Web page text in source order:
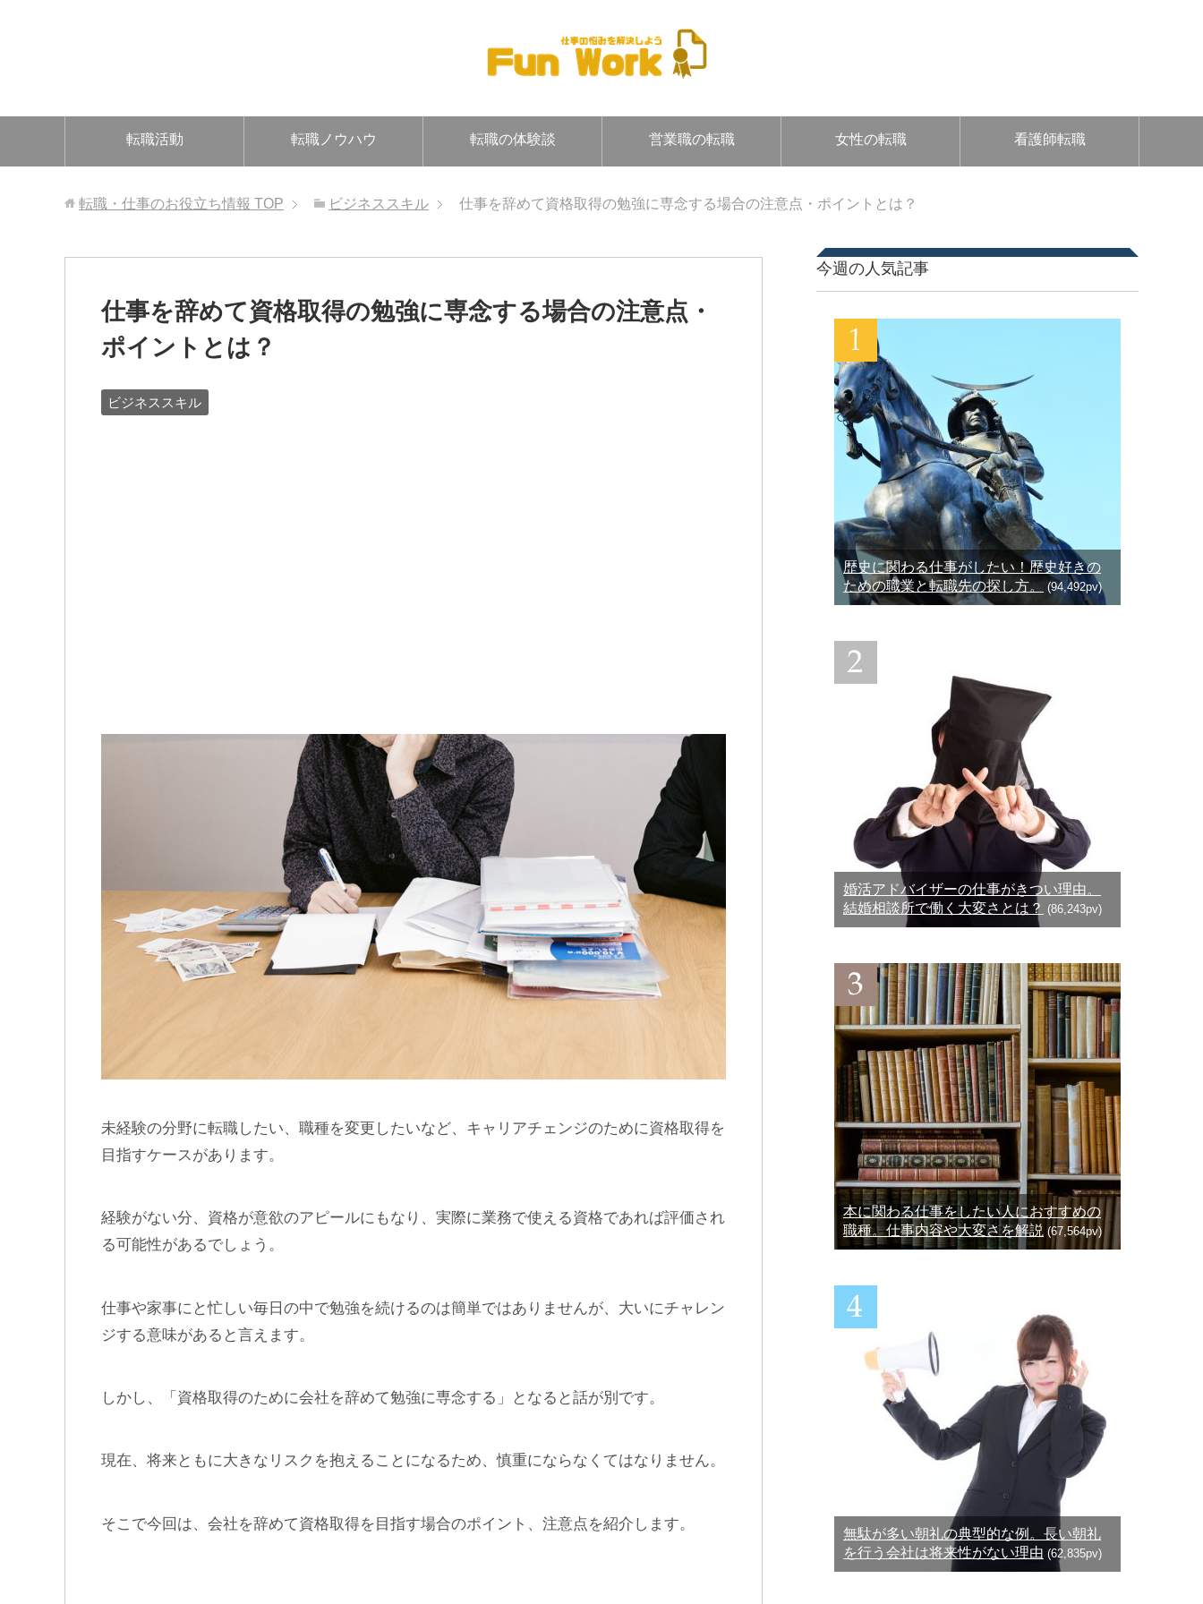
転職活動 転職ノウハウ 転職の体験談 営業職の転職 女性の転職 看護師転職
転職・仕事のお役立ち情報 TOP ビジネススキル 仕事を辞めて資格取得の勉強に専念する場合の注意点・ポイントとは？
仕事を辞めて資格取得の勉強に専念する場合の注意点・
ポイントとは？
ビジネススキル
未経験の分野に転職したい、職種を変更したいなど、キャリアチェンジのために資格取得を
目指すケースがあります。
経験がない分、資格が意欲のアピールにもなり、実際に業務で使える資格であれば評価され
る可能性があるでしょう。
仕事や家事にと忙しい毎日の中で勉強を続けるのは簡単ではありませんが、大いにチャレン
ジする意味があると言えます。
しかし、「資格取得のために会社を辞めて勉強に専念する」となると話が別です。
現在、将来ともに大きなリスクを抱えることになるため、慎重にならなくてはなりません。
そこで今回は、会社を辞めて資格取得を目指す場合のポイント、注意点を紹介します。
今週の人気記事
歴史に関わる仕事がしたい！歴史好きの
ための職業と転職先の探し方。
(94,492pv)
婚活アドバイザーの仕事がきつい理由。
結婚相談所で働く大変さとは？ (86,243pv)
本に関わる仕事をしたい人におすすめの
職種。仕事内容や大変さを解説 (67,564pv)
無駄が多い朝礼の典型的な例。長い朝礼
を行う会社は将来性がない理由 (62,835pv)